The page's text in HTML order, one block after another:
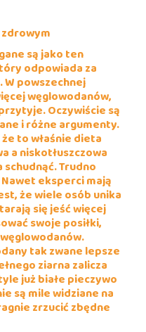
są jako ten
odpowiada za
powszechnej
węglowodanów,
Oczywiście są
i różne argumenty.
to właśnie dieta
a niskotłuszczowa
Trudno
eksperci mają
że wiele osób unika
się jeść więcej
swoje posiłki,
tak zwane lepsze
ziarna zalicza
już białe pieczywo
są mile widziane na
zrzucić zbędne